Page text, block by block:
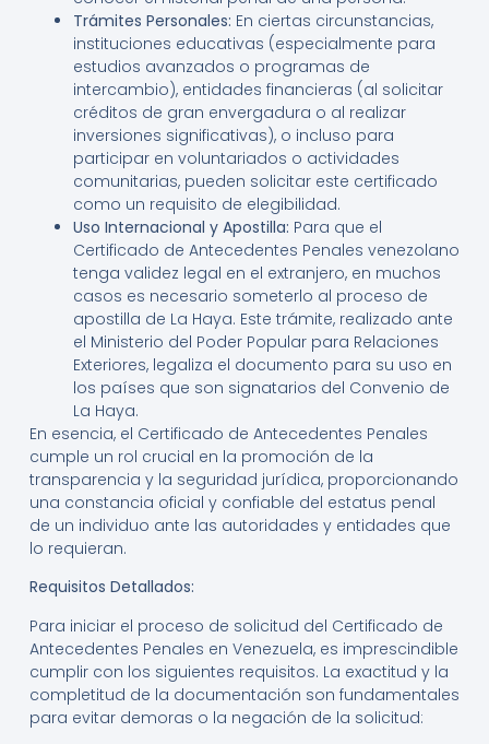
Trámites Personales: En ciertas circunstancias,
instituciones educativas (especialmente para
estudios avanzados o programas de
intercambio), entidades financieras (al solicitar
créditos de gran envergadura o al realizar
inversiones significativas), o incluso para
participar en voluntariados o actividades
comunitarias, pueden solicitar este certificado
como un requisito de elegibilidad.
Uso Internacional y Apostilla: Para que el
Certificado de Antecedentes Penales venezolano
tenga validez legal en el extranjero, en muchos
casos es necesario someterlo al proceso de
apostilla de La Haya. Este trámite, realizado ante
el Ministerio del Poder Popular para Relaciones
Exteriores, legaliza el documento para su uso en
los países que son signatarios del Convenio de
La Haya.
En esencia, el Certificado de Antecedentes Penales
cumple un rol crucial en la promoción de la
transparencia y la seguridad jurídica, proporcionando
una constancia oficial y confiable del estatus penal
de un individuo ante las autoridades y entidades que
lo requieran.
Requisitos Detallados:
Para iniciar el proceso de solicitud del Certificado de
Antecedentes Penales en Venezuela, es imprescindible
cumplir con los siguientes requisitos. La exactitud y la
completitud de la documentación son fundamentales
para evitar demoras o la negación de la solicitud: